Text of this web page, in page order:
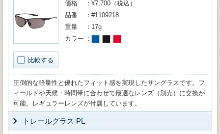
比較する
価格
¥7,700（税込）
品番
#1109218
重量
17g
カラー
圧倒的な軽量性と優れたフィット感を実現したサングラスです。フ
ィールドや天候・時間帯に合わせて最適なレンズ（別売）に交換が
可能。レギュラーレンズが付属しています。
トレールグラス PL